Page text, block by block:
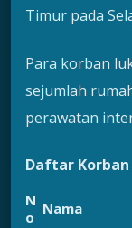
Timur pada
Para korban
sejumlah
perawatan
Daftar
N
o Nama